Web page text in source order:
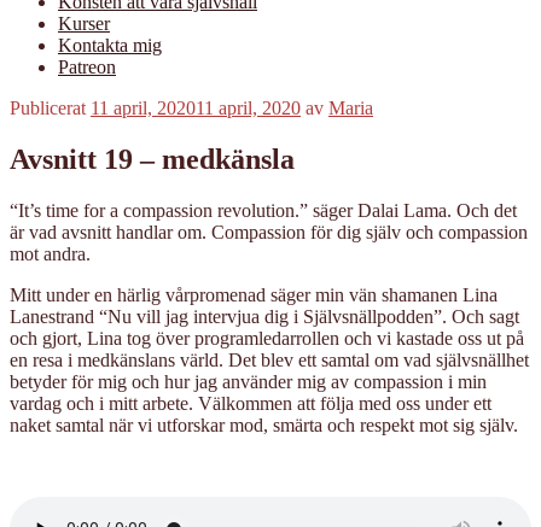
Kurser
Kontakta mig
Patreon
Publicerat 11 april, 202011 april, 2020 av Maria
Avsnitt 19 – medkänsla
“It’s time for a compassion revolution.” säger Dalai Lama. Och det
är vad avsnitt handlar om. Compassion för dig själv och compassion
mot andra.
Mitt under en härlig vårpromenad säger min vän shamanen Lina
Lanestrand “Nu vill jag intervjua dig i Självsnällpodden”. Och sagt
och gjort, Lina tog över programledarrollen och vi kastade oss ut på
en resa i medkänslans värld. Det blev ett samtal om vad självsnällhet
betyder för mig och hur jag använder mig av compassion i min
vardag och i mitt arbete. Välkommen att följa med oss under ett
naket samtal när vi utforskar mod, smärta och respekt mot sig själv.